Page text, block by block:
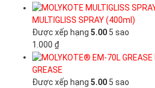
MULTIGLISS SPRAY (400ml)
Được xếp hạng 5.00 5 sao
1.000 ₫
GREASE
Được xếp hạng 5.00 5 sao